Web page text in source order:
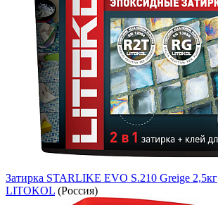
Затирка STARLIKE EVO S.210 Greige 2,5кг
LITOKOL (Россия)